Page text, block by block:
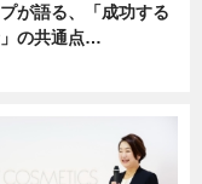
が語る、「成功する
の共通点…